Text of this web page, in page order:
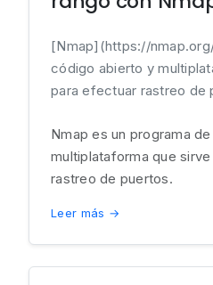
[Nmap](https://
código abierto y
para efectuar rastreo de
Nmap es un programa
multiplataforma que
rastreo de puertos.
Leer más →